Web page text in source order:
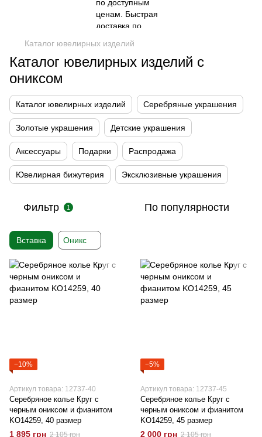
Каталог ювелирных изделий
Каталог ювелирных изделий с
ониксом
Каталог ювелирных изделий Серебряные украшения
Золотые украшения Детские украшения
Аксессуары Подарки Распродажа
Ювелирная бижутерия Эксклюзивные украшения
Фильтр 1 По популярности
Вставка Оникс
−10%
Артикул товара: 12737-40
Серебряное колье Круг с
черным ониксом и фианитом
KO14259, 40 размер
1 895 грн 2 105 грн
−5%
Артикул товара: 12737-45
Серебряное колье Круг с
черным ониксом и фианитом
KO14259, 45 размер
2 000 грн 2 105 грн